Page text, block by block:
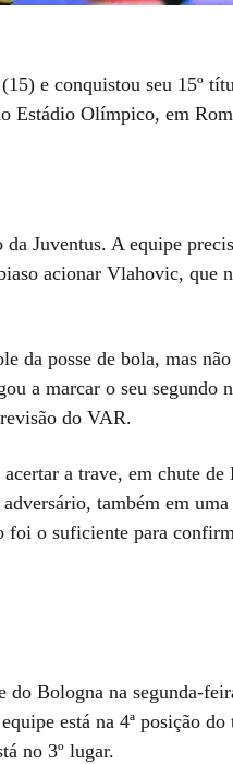
e conquistou seu 15º
Estádio Olímpico, em
Juventus. A equipe
acionar Vlahovic, que
da posse de bola, mas
a marcar o seu segundo
do VAR.
a trave, em chute de
também em uma
foi o suficiente para
do Bologna na segunda-
está na 4ª posição do
no 3º lugar.